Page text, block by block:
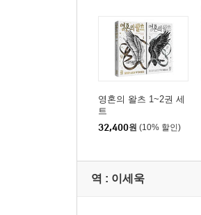
영혼의 왈츠 1~2권 세
트
32,400원 (10% 할인)
역 : 이세욱